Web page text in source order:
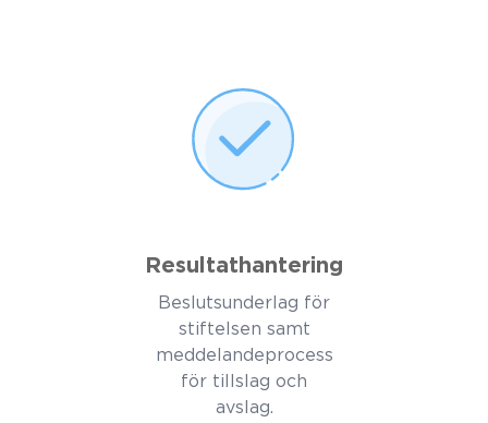
Resultathantering
Beslutsunderlag för
stiftelsen samt
meddelandeprocess
för tillslag och
avslag.